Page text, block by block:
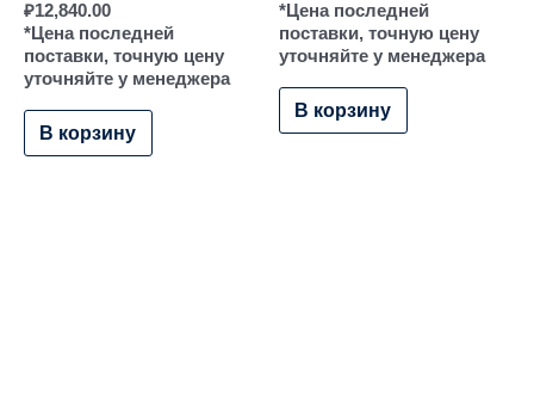
₽12,840.00
*Цена последней
поставки, точную цену
уточняйте у менеджера
В корзину
*Цена последней
поставки, точную цену
уточняйте у менеджера
В корзину